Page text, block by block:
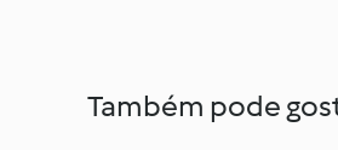
Também pode